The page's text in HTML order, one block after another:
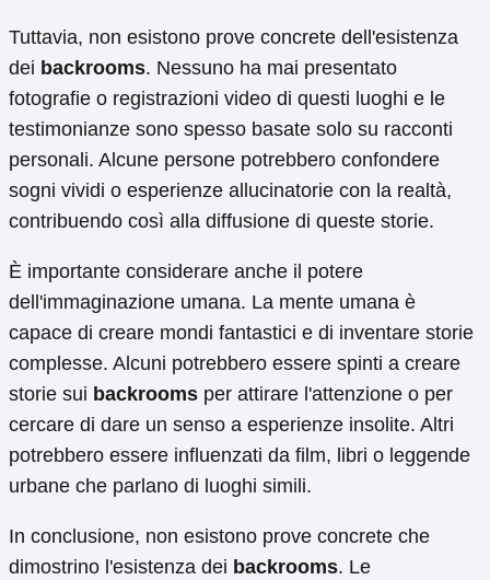
Tuttavia, non esistono prove concrete dell'esistenza
dei backrooms. Nessuno ha mai presentato
fotografie o registrazioni video di questi luoghi e le
testimonianze sono spesso basate solo su racconti
personali. Alcune persone potrebbero confondere
sogni vividi o esperienze allucinatorie con la realtà,
contribuendo così alla diffusione di queste storie.
È importante considerare anche il potere
dell'immaginazione umana. La mente umana è
capace di creare mondi fantastici e di inventare storie
complesse. Alcuni potrebbero essere spinti a creare
storie sui backrooms per attirare l'attenzione o per
cercare di dare un senso a esperienze insolite. Altri
potrebbero essere influenzati da film, libri o leggende
urbane che parlano di luoghi simili.
In conclusione, non esistono prove concrete che
dimostrino l'esistenza dei backrooms. Le